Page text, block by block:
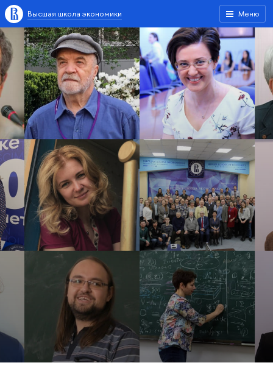
Меню
Высшая школа экономики